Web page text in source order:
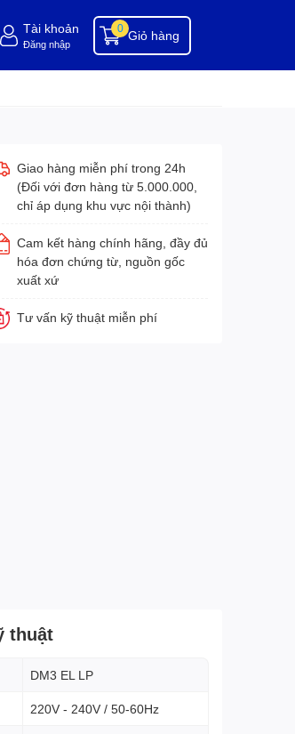
dụng cụ vệ sinh hóa chất tẩy rửa hóa chất vệ sinh
Tài khoản
Đăng nhập
Giỏ hàng
0
Giao hàng miễn phí trong 24h
(Đối với đơn hàng từ 5.000.000,
chỉ áp dụng khu vực nội thành)
Cam kết hàng chính hãng, đầy đủ
hóa đơn chứng từ, nguồn gốc
xuất xứ
Tư vấn kỹ thuật miễn phí
thuật
DM3 EL LP
220V - 240V / 50-60Hz